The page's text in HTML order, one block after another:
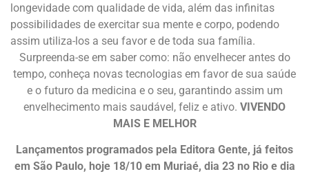
longevidade com qualidade de vida, além das infinitas
possibilidades de exercitar sua mente e corpo, podendo
assim utiliza-los a seu favor e de toda sua família.
Surpreenda-se em saber como: não envelhecer antes do
tempo, conheça novas tecnologias em favor de sua saúde
e o futuro da medicina e o seu, garantindo assim um
envelhecimento mais saudável, feliz e ativo. VIVENDO
MAIS E MELHOR
Lançamentos programados pela Editora Gente, já feitos
em São Paulo, hoje 18/10 em Muriaé, dia 23 no Rio e dia